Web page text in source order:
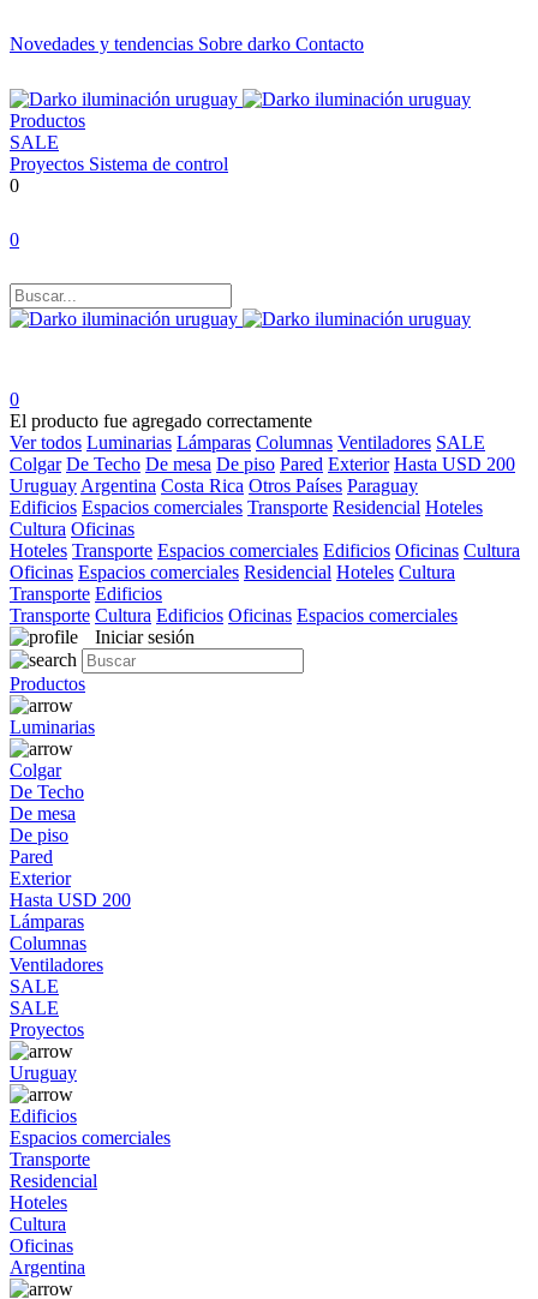
Novedades y tendencias Sobre darko Contacto
Productos
SALE
Proyectos Sistema de control
0
0
0
El producto fue agregado correctamente
Ver todos Luminarias Lámparas Columnas Ventiladores SALE
Colgar De Techo De mesa De piso Pared Exterior Hasta USD 200
Uruguay Argentina Costa Rica Otros Países Paraguay
Edificios Espacios comerciales Transporte Residencial Hoteles
Cultura Oficinas
Hoteles Transporte Espacios comerciales Edificios Oficinas Cultura
Oficinas Espacios comerciales Residencial Hoteles Cultura
Transporte Edificios
Transporte Cultura Edificios Oficinas Espacios comerciales
Iniciar sesión
Productos
Luminarias
Colgar
De Techo
De mesa
De piso
Pared
Exterior
Hasta USD 200
Lámparas
Columnas
Ventiladores
SALE
SALE
Proyectos
Uruguay
Edificios
Espacios comerciales
Transporte
Residencial
Hoteles
Cultura
Oficinas
Argentina